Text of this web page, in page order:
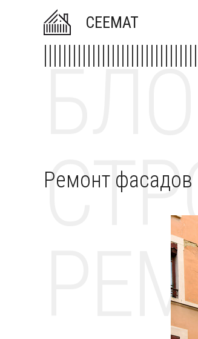
CEEMAT
Ремонт фасадов